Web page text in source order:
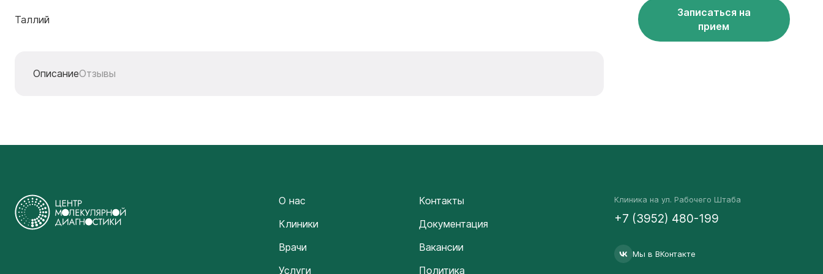
Таллий
ОписаниеОтзывы
Записаться на
прием
О нас
Клиники
Врачи
Услуги
Контакты
Документация
Вакансии
Политика
Клиника на ул. Рабочего Штаба
+7 (3952) 480-199
Мы в ВКонтакте